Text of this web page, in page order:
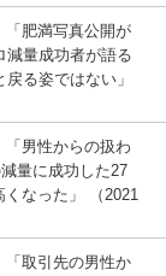
「肥満写真公開が
量成功者が語る
る姿ではない」
「男性からの扱わ
量に成功した27
くなった」 （2021
「取引先の男性か